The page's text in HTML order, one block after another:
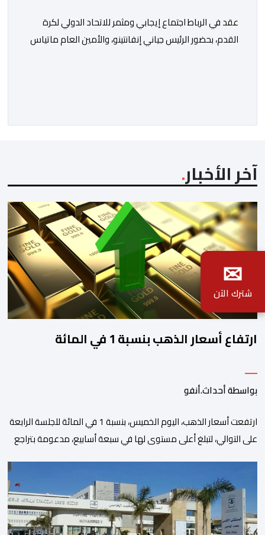
عقد في الرباط اجتماع إيجابي ومثمر للاتحاد الدولي لكرة
القدم، بحضور الرئيس جياني إنفانتينو، والأمين العام ماتياس
المسؤول الوحيد المباشر والمنتخب من قِبل 211 اتحادا […]
آخر الأخبار
ارتفاع أسعار الذهب بنسبة 1 في المائة
بواسطة أحداث.أنفو
ارتفعت أسعار الذهب، اليوم الخميس، بنسبة 1 في المائة للجلسة الرابعة
على التوالي، لتبلغ أعلى مستوى لها في سبعة أسابيع، مدعومة بتراجع
مسجلا أعلى مستوى له منذ 18 يونيو الماضي، فيما ارتفعت العقود
الأمريكية الآجلة […]
✉
شترك الآن